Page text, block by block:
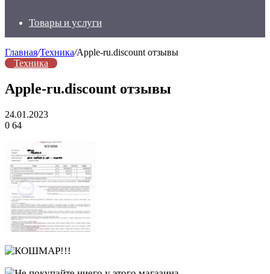
Товары и услуги
Главная/Техника/Аpple-ru.discount отзывы
Техника
Аpple-ru.discount отзывы
24.01.2023
0 64